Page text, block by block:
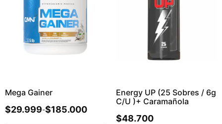
Mega Gainer
$29.999-$185.000
Energy UP (25 Sobres / 6g
C/u )+ Caramañola
$48.700